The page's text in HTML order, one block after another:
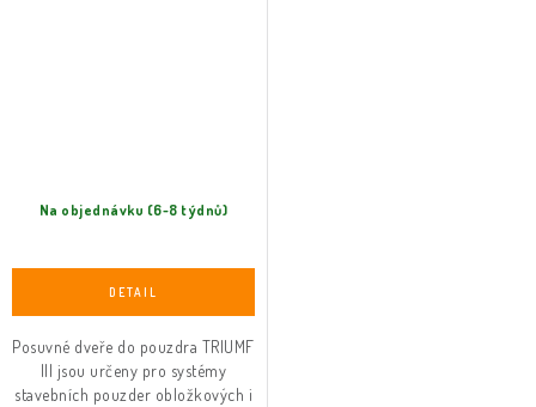
Na objednávku (6-8 týdnů)
Posuvné dveře do pouzdra TRIUMF
III jsou určeny pro systémy
stavebních pouzder obložkových i